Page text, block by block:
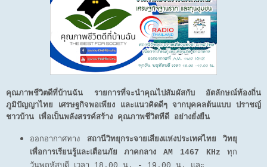
คุณภาพชีวิตดีที่บ้านฉัน รายการที่จะนำคุณไปสัมผัสกับ อัตลักษณ์ท้องถิ่น
ภูมิปัญญาไทย เศรษฐกิจพอเพียง และแนวคิดดีๆ จากบุคคลต้นแบบ ปราชญ์
ชาวบ้าน เพื่อเป็นพลังสรรค์สร้าง คุณภาพชีวิตทีดี อย่างยั่งยืน
ออกอากาศทาง สถานีวิทยุกระจายเสียงแห่งประเทศไทย วิทยุ
เพื่อการเรียนรู้และเตือนภัย ภาคกลาง AM 1467 KHz ทุก